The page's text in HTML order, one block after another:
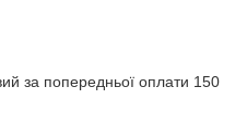
за попередньої оплати 150